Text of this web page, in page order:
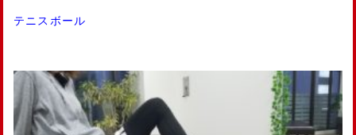
テニスボール